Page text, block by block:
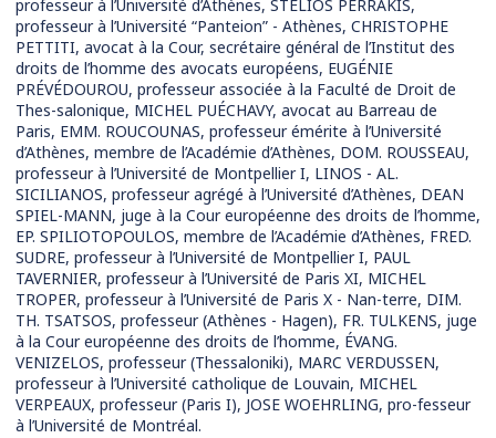
professeur à l’Université d’Athènes, STELIOS PERRAKIS,
professeur à l’Université “Panteion” - Athènes, CHRISTOPHE
PETTITI, avocat à la Cour, secrétaire général de l’Institut des
droits de l’homme des avocats européens, EUGÉNIE
PRÉVÉDOUROU, professeur associée à la Faculté de Droit de
Thes-salonique, MICHEL PUÉCHAVY, avocat au Barreau de
Paris, EMM. ROUCOUNAS, professeur émérite à l’Université
d’Athènes, membre de l’Académie d’Athènes, DOM. ROUSSEAU,
professeur à l’Université de Montpellier I, LINOS - AL.
SICILIANOS, professeur agrégé à l’Université d’Athènes, DEAN
SPIEL-MANN, juge à la Cour européenne des droits de l’homme,
EP. SPILIOTOPOULOS, membre de l’Académie d’Athènes, FRED.
SUDRE, professeur à l’Université de Montpellier I, PAUL
TAVERNIER, professeur à l’Université de Paris XI, MICHEL
TROPER, professeur à l’Université de Paris X - Nan-terre, DIM.
TH. TSATSOS, professeur (Athènes - Hagen), FR. TULKENS, juge
à la Cour européenne des droits de l’homme, ÉVANG.
VENIZELOS, professeur (Thessaloniki), MARC VERDUSSEN,
professeur à l’Université catholique de Louvain, MICHEL
VERPEAUX, professeur (Paris I), JOSE WOEHRLING, pro-fesseur
à l’Université de Montréal.